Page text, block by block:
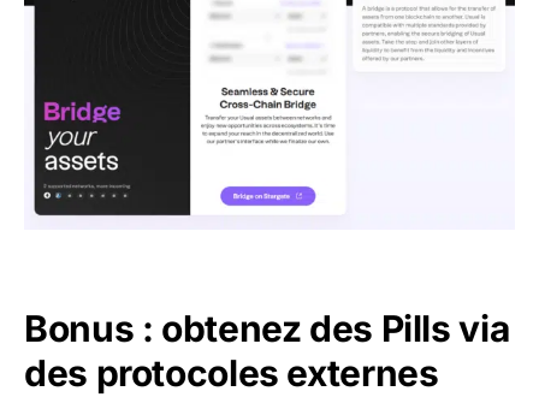
Bonus : obtenez des Pills via
des protocoles externes